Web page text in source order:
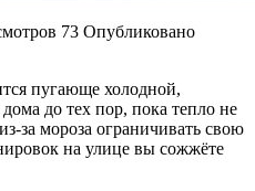
73 Опубликовано
пугающе холодной,
до тех пор, пока тепло не
за мороза ограничивать свою
на улице вы сожжёте